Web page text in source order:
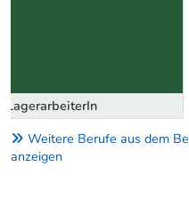
FlughafenarbeiterIn
Weitere Berufe aus dem
anzeigen